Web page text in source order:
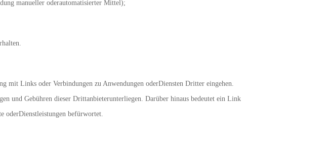
manueller oderautomatisierter Mittel);
mit Links oder Verbindungen zu Anwendungen oderDiensten Dritter eingehen.
und Gebühren dieser Drittanbieterunterliegen. Darüber hinaus bedeutet ein Link
oderDienstleistungen befürwortet.